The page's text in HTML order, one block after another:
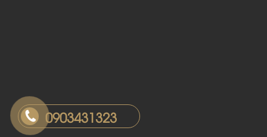
0903431323